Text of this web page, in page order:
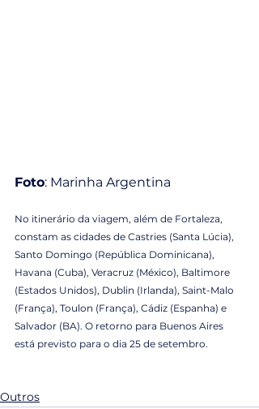
Foto: Marinha Argentina
No itinerário da viagem, além de Fortaleza,
constam as cidades de Castries (Santa Lúcia),
Santo Domingo (República Dominicana),
Havana (Cuba), Veracruz (México), Baltimore
(Estados Unidos), Dublin (Irlanda), Saint-Malo
(França), Toulon (França), Cádiz (Espanha) e
Salvador (BA). O retorno para Buenos Aires
está previsto para o dia 25 de setembro.
Outros